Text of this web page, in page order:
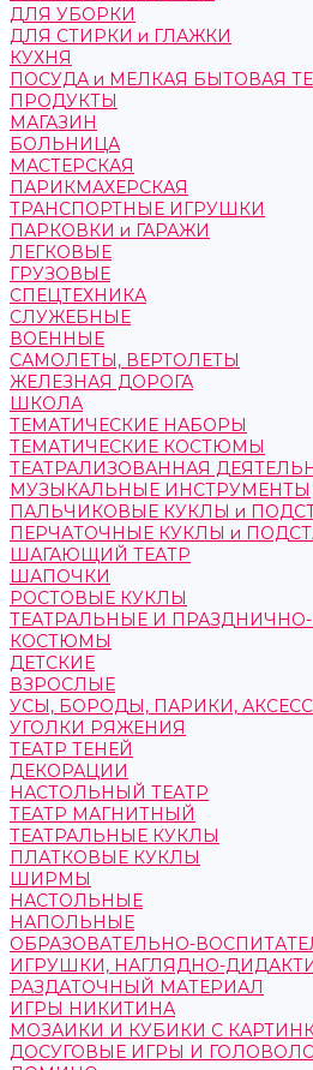
ДЛЯ УБОРКИ
ДЛЯ СТИРКИ и ГЛАЖКИ
КУХНЯ
ПОСУДА и МЕЛКАЯ БЫТОВАЯ
ПРОДУКТЫ
МАГАЗИН
БОЛЬНИЦА
МАСТЕРСКАЯ
ПАРИКМАХЕРСКАЯ
ТРАНСПОРТНЫЕ ИГРУШКИ
ПАРКОВКИ и ГАРАЖИ
ЛЕГКОВЫЕ
ГРУЗОВЫЕ
СПЕЦТЕХНИКА
СЛУЖЕБНЫЕ
ВОЕННЫЕ
САМОЛЕТЫ, ВЕРТОЛЕТЫ
ЖЕЛЕЗНАЯ ДОРОГА
ШКОЛА
ТЕМАТИЧЕСКИЕ НАБОРЫ
ТЕМАТИЧЕСКИЕ КОСТЮМЫ
ТЕАТРАЛИЗОВАННАЯ
МУЗЫКАЛЬНЫЕ ИНСТРУМЕНТЫ
ПАЛЬЧИКОВЫЕ КУКЛЫ и
ПЕРЧАТОЧНЫЕ КУКЛЫ и
ШАГАЮЩИЙ ТЕАТР
ШАПОЧКИ
РОСТОВЫЕ КУКЛЫ
ТЕАТРАЛЬНЫЕ И
КОСТЮМЫ
ДЕТСКИЕ
ВЗРОСЛЫЕ
УСЫ, БОРОДЫ, ПАРИКИ,
УГОЛКИ РЯЖЕНИЯ
ТЕАТР ТЕНЕЙ
ДЕКОРАЦИИ
НАСТОЛЬНЫЙ ТЕАТР
ТЕАТР МАГНИТНЫЙ
ТЕАТРАЛЬНЫЕ КУКЛЫ
ПЛАТКОВЫЕ КУКЛЫ
ШИРМЫ
НАСТОЛЬНЫЕ
НАПОЛЬНЫЕ
ОБРАЗОВАТЕЛЬНО-
ИГРУШКИ, НАГЛЯДНО-
РАЗДАТОЧНЫЙ МАТЕРИАЛ
ИГРЫ НИКИТИНА
МОЗАИКИ И КУБИКИ С
ДОСУГОВЫЕ ИГРЫ И